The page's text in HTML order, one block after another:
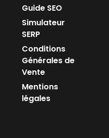
Guide SEO
Simulateur
SERP
Conditions
Générales de
Vente
Mentions
légales